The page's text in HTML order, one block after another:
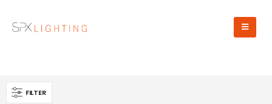
FILTER